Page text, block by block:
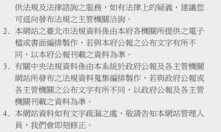
供法規及法律諮詢之服務，如有法律上的疑義，建議您
可逕向發布法規之主管機關洽詢。
本網站之臺北市法規資料係由本府各機關所提供之電子
檔或書面編排製作，若與本府公報之公布文字有所不
同，以本府公報刊載之資料為準。
有關中央法規資料係由本系統於政府公報及各主管機關
網站所發布之法規資料蒐集編排製作，若與政府公報或
各主管機關之公布文字有所不同，以政府公報及各主管
機關刊載之資料為準。
本網站資料如有文字疏漏之處，敬請告知本網站管理人
員，我們會即刻修正。